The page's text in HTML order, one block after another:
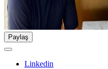
Paylaş
Linkedin